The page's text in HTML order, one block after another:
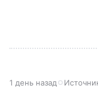
1 день назад